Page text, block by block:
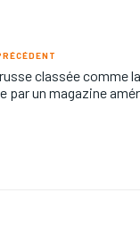
russe classée comme
par un magazine